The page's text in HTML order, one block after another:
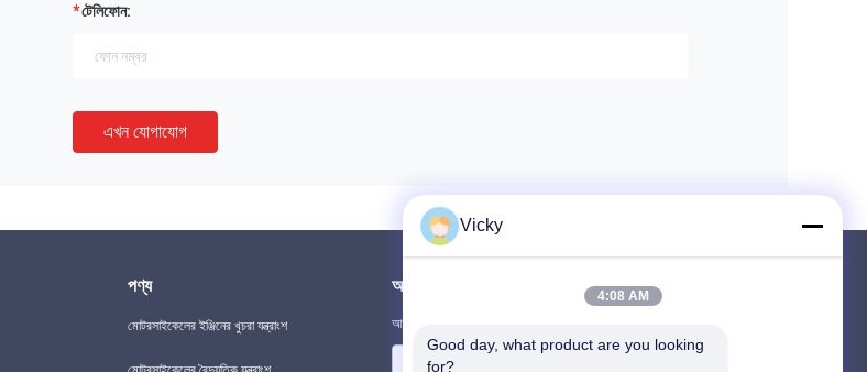
টেলিফোন:
এখন যোগাযোগ
পণ্য
মোটরসাইকেলের ইঞ্জিনের খুচরা যন্ত্রাংশ
আমাদের মেইল ​​করুন
আপনার প্রয়োজনীয়তা আমাদের জানান। আমরা আপনার সাথে সেরা পণ্য সংযোগ করব।
Vicky
4:08 AM
Good day, what product are you looking
for?